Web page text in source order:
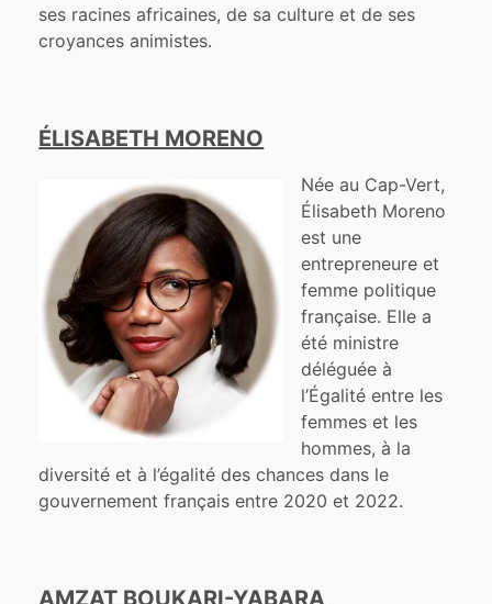
ses racines africaines, de sa culture et de ses
croyances animistes.
ÉLISABETH MORENO
Née au Cap-Vert,
Élisabeth Moreno
est une
entrepreneure et
femme politique
française. Elle a
été ministre
déléguée à
l’Égalité entre les
femmes et les
hommes, à la
diversité et à l’égalité des chances dans le
gouvernement français entre 2020 et 2022.
AMZAT BOUKARI-YABARA